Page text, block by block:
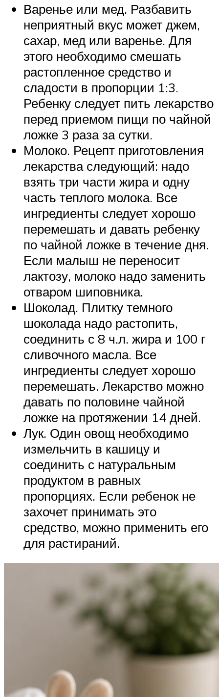
Варенье или мед. Разбавить
неприятный вкус может джем,
сахар, мед или варенье. Для
этого необходимо смешать
растопленное средство и
сладости в пропорции 1:3.
Ребенку следует пить лекарство
перед приемом пищи по чайной
ложке 3 раза за сутки.
Молоко. Рецепт приготовления
лекарства следующий: надо
взять три части жира и одну
часть теплого молока. Все
ингредиенты следует хорошо
перемешать и давать ребенку
по чайной ложке в течение дня.
Если малыш не переносит
лактозу, молоко надо заменить
отваром шиповника.
Шоколад. Плитку темного
шоколада надо растопить,
соединить с 8 ч.л. жира и 100 г
сливочного масла. Все
ингредиенты следует хорошо
перемешать. Лекарство можно
давать по половине чайной
ложке на протяжении 14 дней.
Лук. Один овощ необходимо
измельчить в кашицу и
соединить с натуральным
продуктом в равных
пропорциях. Если ребенок не
захочет принимать это
средство, можно применить его
для растираний.